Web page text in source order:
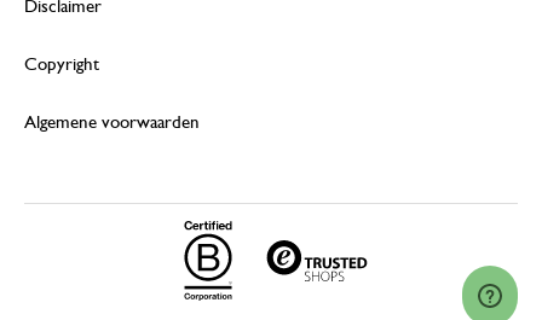
Disclaimer
Copyright
Algemene voorwaarden